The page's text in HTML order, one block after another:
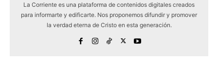
La Corriente es una plataforma de contenidos digitales creados
para informarte y edificarte. Nos proponemos difundir y promover
la verdad eterna de Cristo en esta generación.